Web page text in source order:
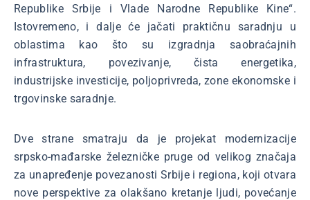
Republike Srbije i Vlade Narodne Republike Kine“.
Istovremeno, i dalje će jačati praktičnu saradnju u
oblastima kao što su izgradnja saobraćajnih
infrastruktura, povezivanje, čista energetika,
industrijske investicije, poljoprivreda, zone ekonomske i
trgovinske saradnje.
Dve strane smatraju da je projekat modernizacije
srpsko-mađarske železničke pruge od velikog značaja
za unapređenje povezanosti Srbije i regiona, koji otvara
nove perspektive za olakšano kretanje ljudi, povećanje